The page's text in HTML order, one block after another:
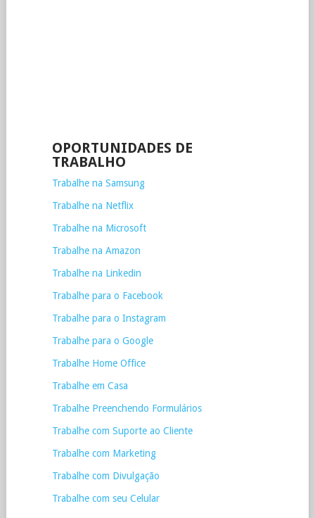
OPORTUNIDADES DE
TRABALHO
Trabalhe na Samsung
Trabalhe na Netflix
Trabalhe na Microsoft
Trabalhe na Amazon
Trabalhe na Linkedin
Trabalhe para o Facebook
Trabalhe para o Instagram
Trabalhe para o Google
Trabalhe Home Office
Trabalhe em Casa
Trabalhe Preenchendo Formulários
Trabalhe com Suporte ao Cliente
Trabalhe com Marketing
Trabalhe com Divulgação
Trabalhe com seu Celular